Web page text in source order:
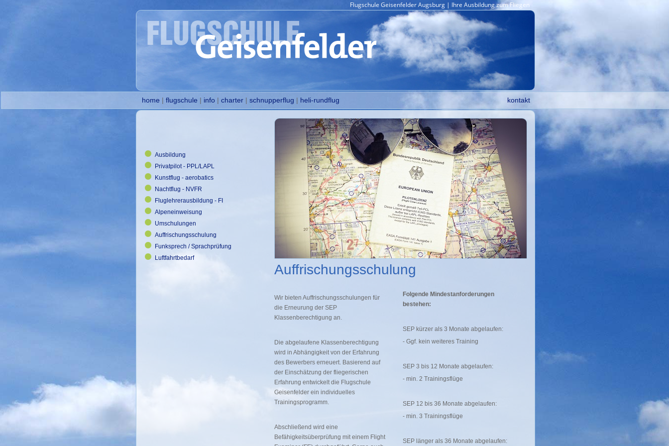
Flugschule Geisenfelder Augsburg | Ihre Ausbildung zum Fliegen
home | flugschule | info | charter | schnupperflug | heli-rundflug kontakt
Ausbildung
Privatpilot - PPL/LAPL
Kunstflug - aerobatics
Nachtflug - NVFR
Fluglehrerausbildung - FI
Alpeneinweisung
Umschulungen
Auffrischungsschulung
Funksprech / Sprachprüfung
Luftfahrtbedarf
Auffrischungsschulung
Wir bieten Auffrischungsschulungen für
die Erneurung der SEP
Klassenberechtigung an.
Die abgelaufene Klassenberechtigung
wird in Abhängigkeit von der Erfahrung
des Bewerbers erneuert. Basierend auf
der Einschätzung der fliegerischen
Erfahrung entwickelt die Flugschule
Geisenfelder ein individuelles
Trainingsprogramm.
Abschließend wird eine
Befähigkeitsüberprüfung mit einem Flight
Folgende Mindestanforderungen
bestehen:
SEP kürzer als 3 Monate abgelaufen:
- Ggf. kein weiteres Training
SEP 3 bis 12 Monate abgelaufen:
- min. 2 Trainingsflüge
SEP 12 bis 36 Monate abgelaufen:
- min. 3 Trainingsflüge
SEP länger als 36 Monate abgelaufen: